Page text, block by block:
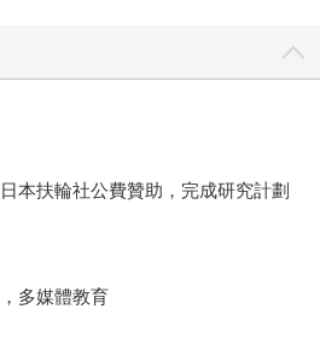
本扶輪社公費贊助，完成研究計劃
多媒體教育